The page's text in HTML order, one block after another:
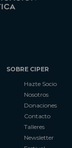
SOBRE CIPER
Hazte Socio
Nosotros
Donaciones
Contacto
Talleres
Newsletter